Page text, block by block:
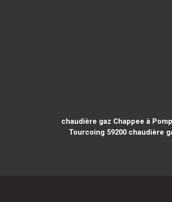
chaudière gaz Chappee à
Tourcoing 59200 chaudière